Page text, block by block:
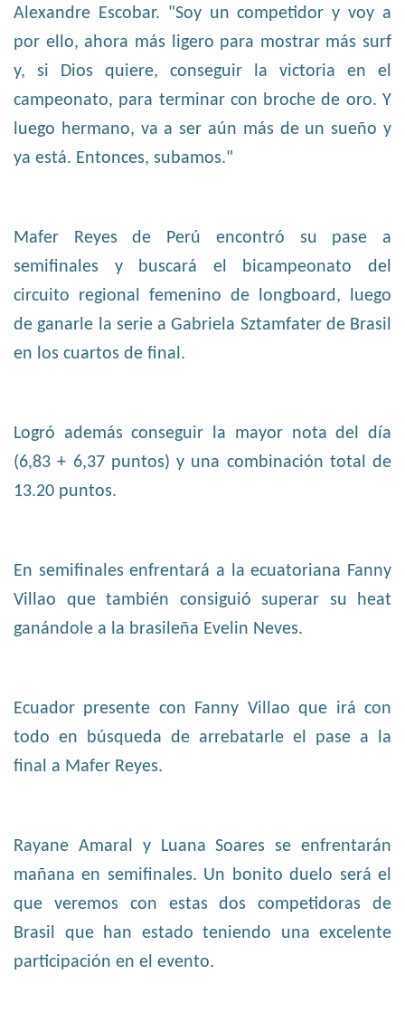
Alexandre Escobar. "Soy un competidor y voy a
por ello, ahora más ligero para mostrar más surf
y, si Dios quiere, conseguir la victoria en el
campeonato, para terminar con broche de oro. Y
luego hermano, va a ser aún más de un sueño y
ya está. Entonces, subamos."
Mafer Reyes de Perú encontró su pase a
semifinales y buscará el bicampeonato del
circuito regional femenino de longboard, luego
de ganarle la serie a Gabriela Sztamfater de Brasil
en los cuartos de final.
Logró además conseguir la mayor nota del día
(6,83 + 6,37 puntos) y una combinación total de
13.20 puntos.
En semifinales enfrentará a la ecuatoriana Fanny
Villao que también consiguió superar su heat
ganándole a la brasileña Evelin Neves.
Ecuador presente con Fanny Villao que irá con
todo en búsqueda de arrebatarle el pase a la
final a Mafer Reyes.
Rayane Amaral y Luana Soares se enfrentarán
mañana en semifinales. Un bonito duelo será el
que veremos con estas dos competidoras de
Brasil que han estado teniendo una excelente
participación en el evento.